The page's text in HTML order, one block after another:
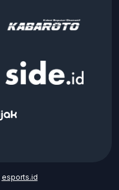
esports.id